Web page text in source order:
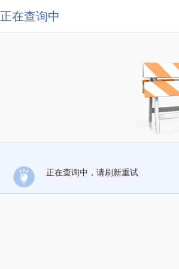
正在查询中
正在查询中，请刷新重试